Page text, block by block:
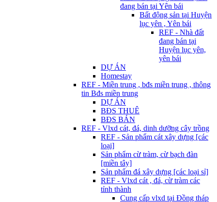
đang bán tại Yên bái
Bất động sản tại Huyện
lục yên , Yên bái
REF - Nhà đất
đang bán tại
Huyện lục yên,
yên bái
DỰ ÁN
Homestay
REF - Miền trung , bđs miền trung , thông
tin Bđs miền trung
DỰ ÁN
BĐS THUÊ
BĐS BÁN
REF - Vlxd cát, đá, dinh dưỡng cây trồng
REF - Sản phẩm cát xây dựng [các
loại]
Sản phẩm cừ tràm, cừ bạch đàn
[miền tây]
Sản phẩm đá xây dựng [các loại sỉ]
REF - Vlxd cát , đá, cừ tràm các
tỉnh thành
Cung cấp vlxd tại Đồng tháp